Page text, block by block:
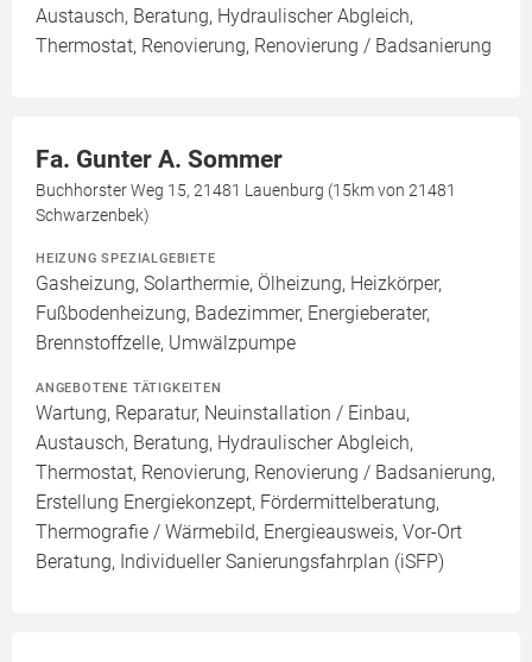
Austausch, Beratung, Hydraulischer Abgleich,
Thermostat, Renovierung, Renovierung / Badsanierung
Fa. Gunter A. Sommer
Buchhorster Weg 15, 21481 Lauenburg (15km von 21481
Schwarzenbek)
HEIZUNG SPEZIALGEBIETE
Gasheizung, Solarthermie, Ölheizung, Heizkörper,
Fußbodenheizung, Badezimmer, Energieberater,
Brennstoffzelle, Umwälzpumpe
ANGEBOTENE TÄTIGKEITEN
Wartung, Reparatur, Neuinstallation / Einbau,
Austausch, Beratung, Hydraulischer Abgleich,
Thermostat, Renovierung, Renovierung / Badsanierung,
Erstellung Energiekonzept, Fördermittelberatung,
Thermografie / Wärmebild, Energieausweis, Vor-Ort
Beratung, Individueller Sanierungsfahrplan (iSFP)